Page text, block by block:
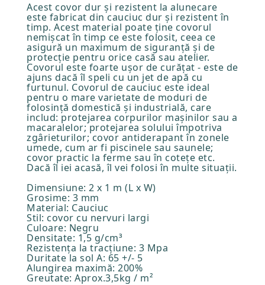
Acest covor dur și rezistent la alunecare
este fabricat din cauciuc dur și rezistent în
timp. Acest material poate ține covorul
nemișcat în timp ce este folosit, ceea ce
asigură un maximum de siguranță și de
protecție pentru orice casă sau atelier.
Covorul este foarte ușor de curățat - este de
ajuns dacă îl speli cu un jet de apă cu
furtunul. Covorul de cauciuc este ideal
pentru o mare varietate de moduri de
folosință domestică și industrială, care
includ: protejarea corpurilor mașinilor sau a
macaralelor; protejarea solului împotriva
zgârieturilor; covor antiderapant în zonele
umede, cum ar fi piscinele sau saunele;
covor practic la ferme sau în cotețe etc.
Dacă îl iei acasă, îl vei folosi în multe situații.
Dimensiune: 2 x 1 m (L x W)
Grosime: 3 mm
Material: Cauciuc
Stil: covor cu nervuri largi
Culoare: Negru
Densitate: 1,5 g/cm³
Rezistența la tracțiune: 3 Mpa
Duritate la sol A: 65 +/- 5
Alungirea maximă: 200%
Greutate: Aprox.3,5kg / m²